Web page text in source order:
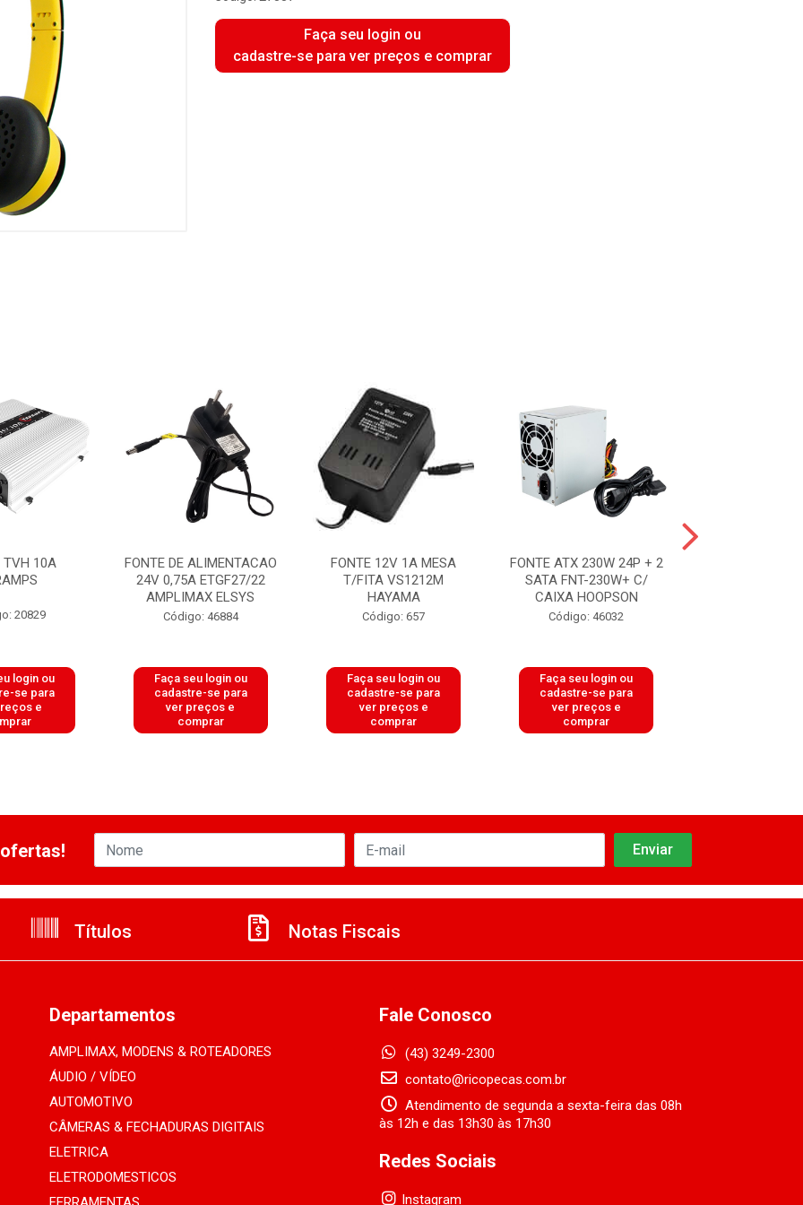
Faça seu login ou
cadastre-se para ver preços e comprar
TVH 10A
20829
login ou
se para
e
FONTE DE ALIMENTACAO
24V 0,75A ETGF27/22
AMPLIMAX ELSYS
Código: 46884
Faça seu login ou
cadastre-se para
ver preços e
comprar
FONTE 12V 1A MESA
T/FITA VS1212M
HAYAMA
Código: 657
Faça seu login ou
cadastre-se para
ver preços e
comprar
FONTE ATX 230W 24P + 2
SATA FNT-230W+ C/
CAIXA HOOPSON
Código: 46032
Faça seu login ou
cadastre-se para
ver preços e
comprar
Títulos Notas Fiscais
Departamentos
AMPLIMAX, MODENS & ROTEADORES
ÁUDIO / VÍDEO
AUTOMOTIVO
CÂMERAS & FECHADURAS DIGITAIS
ELETRICA
ELETRODOMESTICOS
Fale Conosco
(43) 3249-2300
contato@ricopecas.com.br
Atendimento de segunda a sexta-feira das 08h
às 12h e das 13h30 às 17h30
Redes Sociais
Instagram